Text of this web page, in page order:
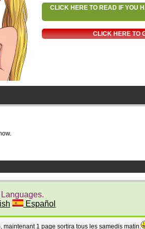
CLICK HERE TO READ IF YOU
CLICK HERE TO
Español
maintenant 1 page sortira tous les samedis matin.